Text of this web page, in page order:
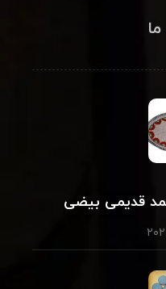
قدیمی بیضی